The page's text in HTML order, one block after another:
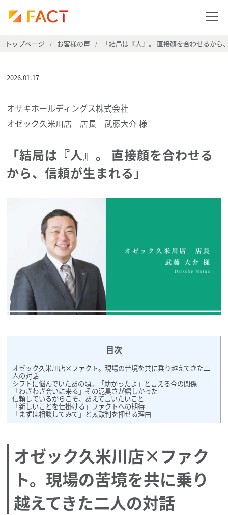
トップページ / お客様の声 / 「結局は『人』。 直接顔を合わせるから
2026.01.17
オザキホールディングス株式会社
オゼック久米川店 店長 武藤大介 様
「結局は『人』。 直接顔を合わせる
から、信頼が生まれる」
目次
オゼック久米川店×ファクト。現場の苦境を共に乗り越えてきた二
人の対話
シフトに悩んでいたあの頃。「助かったよ」と言える今の関係
「わざわざ会いに来る」その泥臭さが嬉しかった
信頼しているからこそ、あえて言いたいこと
「新しいことを仕掛ける」ファクトへの期待
「まずは相談してみて」と太鼓判を押せる理由
オゼック久米川店×ファク
ト。現場の苦境を共に乗り
越えてきた二人の対話